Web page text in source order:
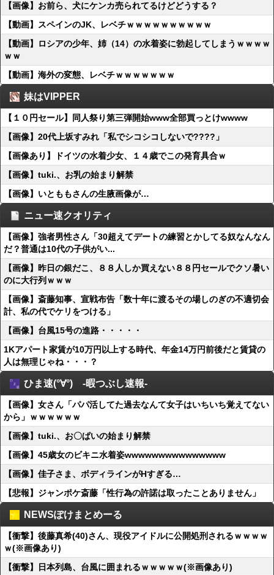
【画像】お前ら、犬にケンカ売られてるけどどうする？
【動画】スペインのJK、レベチｗｗｗｗｗｗｗｗｗｗ
【動画】ロシアの少年、姉（14）の水着姿に勃起してしまうｗｗｗｗ
ｗｗ
【動画】海外の変態、レベチｗｗｗｗｗｗｗ
妹はVIPPER
【１０円セール】同人祭り第三弾開始www全部買っとけwwww
【画像】20代上坂すみれ「私でシコシコしないで????」
【画像あり】ドイツの水着少女、１４歳でこの発育具合ｗ
【画像】tuki.、お乳の始まり解禁
【画像】いとももさんの生腋画像が…
ニュー速クオリティ
【画像】強者男性さん「30超えてデートの練習とかしてる奴なんなん
だ？普通は10代の子供がい...
【画像】昨日の銀だこ、８８人しか買えない８８円セールでクソ暑い
のに大行列ｗｗｗ
【画像】斎藤知事、宣戦布告「数十年に渡るその場しのぎの不適切会
計、私の代でケリをつける」
【画像】台風15号の進路・・・・・
1Kアパート家賃が10万円以上する時代、年金14万円前後だと賃貸の
人は無理じゃね・・・？
ひま速(°∀°) -暇つぶし速報-
【画像】女さん「パパ活してた過去なんて女子はいちいち覚えてない
から」ｗｗｗｗｗｗ
【画像】tuki.、お〇ぱいの始まり解禁
【画像】45歳女のビキニ水着姿wwwwwwwwwwwwwww
【画像】佳子さま、ボディラインがHすぎる…
【悲報】ジャンポケ斎藤「性行為の許諾は取ったことありません」
NEWSぽけまとめーる
【衝撃】後藤真希(40)さん、現役アイドルに公開処刑されるｗｗｗｗ
ｗ(※画像あり)
【衝撃】日本列島、台風に囲まれるｗｗｗｗｗ(※画像あり)